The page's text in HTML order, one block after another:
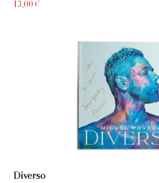
13,00€
Diverso